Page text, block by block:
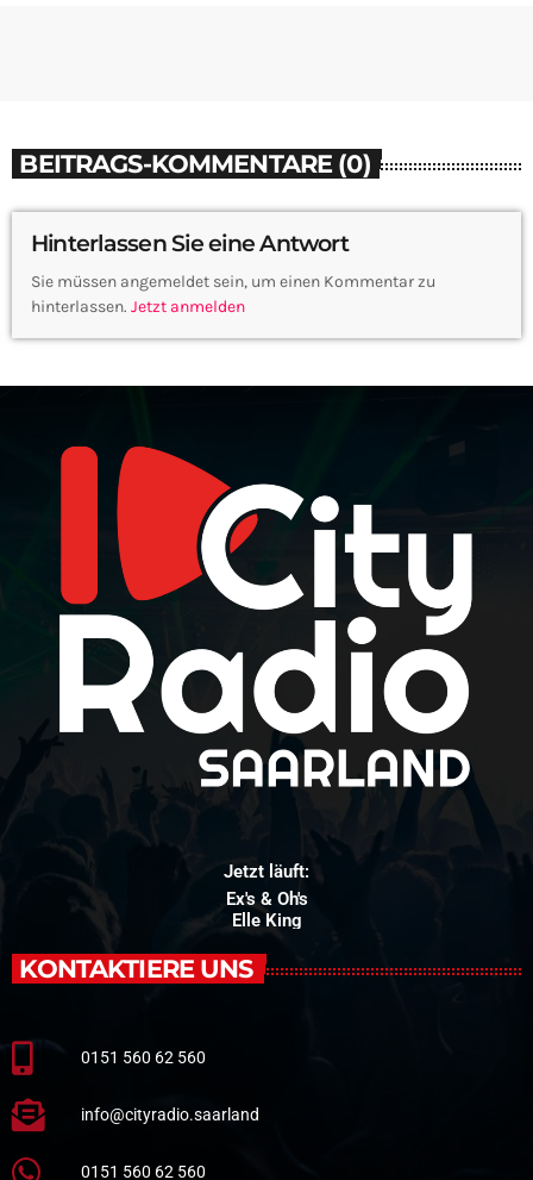
BEITRAGS-KOMMENTARE (0)
Hinterlassen Sie eine Antwort
Sie müssen angemeldet sein, um einen Kommentar zu
hinterlassen. Jetzt anmelden
Jetzt läuft:
Ex's & Oh's
Elle King
KONTAKTIERE UNS
0151 560 62 560
info@cityradio.saarland
0151 560 62 560